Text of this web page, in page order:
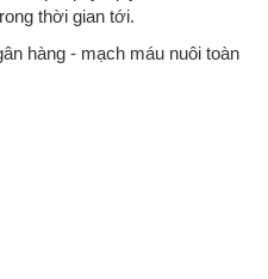
thời gian tới.
hàng - mạch máu nuôi toàn